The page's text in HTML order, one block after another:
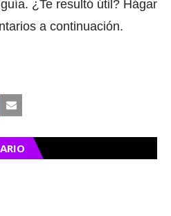
¿Te resultó útil?
a continuación.